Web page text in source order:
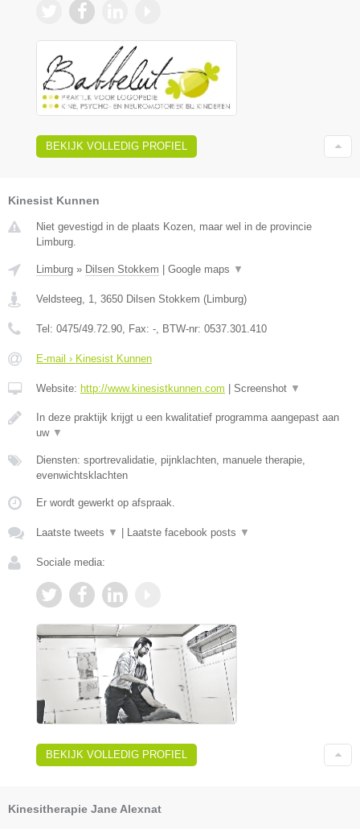
BEKIJK VOLLEDIG PROFIEL
Kinesist Kunnen
Niet gevestigd in de plaats Kozen, maar wel in de provincie
Limburg.
Limburg » Dilsen Stokkem Google maps ▼
Veldsteeg, 1 3650 Dilsen Stokkem ( Limburg)
Tel: 0475/49.72.90 , Fax: - , BTW-nr: 0537.301.410
E-mail › Kinesist Kunnen
Website: http://www.kinesistkunnen.com Screenshot ▼
In deze praktijk krijgt u een kwalitatief programma aangepast aan
uw ▼
Diensten: sportrevalidatie, pijnklachten, manuele therapie,
evenwichtsklachten
Er wordt gewerkt op afspraak.
Laatste tweets ▼ Laatste facebook posts ▼
Sociale media:
BEKIJK VOLLEDIG PROFIEL
Kinesitherapie Jane Alexnat